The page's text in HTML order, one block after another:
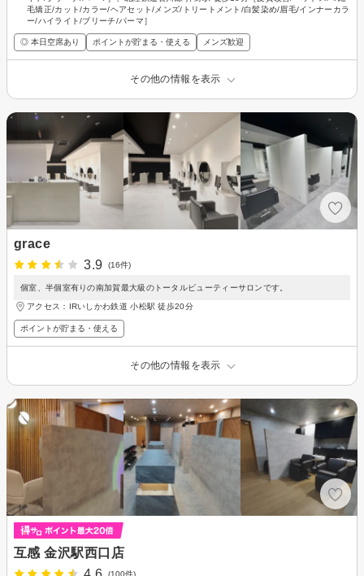
毛矯正/カット/カラー/ヘアセット/メンズ/トリートメント/白髪染め/眉毛/インナーカラ
ー/ハイライト/ブリーチ/パーマ］
◎ 本日空席あり ポイントが貯まる・使える メンズ歓迎
その他の情報を表示
grace
3.9
(16件)
個室、半個室有りの南加賀最大級のトータルビューティーサロンです。
アクセス：IRいしかわ鉄道 小松駅 徒歩20分
ポイントが貯まる・使える
その他の情報を表示
互感 金沢駅西口店
(100件)